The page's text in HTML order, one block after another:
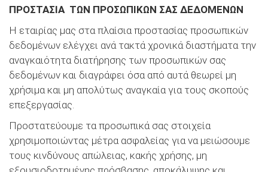
ΠΡΟΣΤΑΣΙΑ ΤΩΝ ΠΡΟΣΩΠΙΚΩΝ ΣΑΣ ΔΕΔΟΜΕΝΩΝ
Η εταιρίας μας στα πλαίσια προστασίας προσωπικών
δεδομένων ελέγχει ανά τακτά χρονικά διαστήματα την
αναγκαιότητα διατήρησης των προσωπικών σας
δεδομένων και διαγράφει όσα από αυτά θεωρεί μη
χρήσιμα και μη απολύτως αναγκαία για τους σκοπούς
επεξεργασίας.
Προστατεύουμε τα προσωπικά σας στοιχεία
χρησιμοποιώντας μέτρα ασφαλείας για να μειώσουμε
τους κινδύνους απώλειας, κακής χρήσης, μη